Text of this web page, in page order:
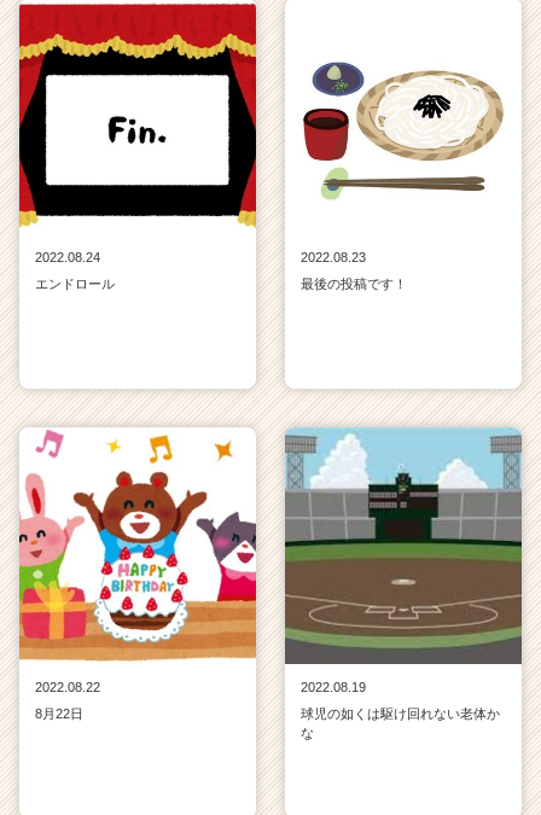
2022.08.24
エンドロール
2022.08.23
最後の投稿です！
2022.08.22
8月22日
2022.08.19
球児の如くは駆け回れない老体か
な